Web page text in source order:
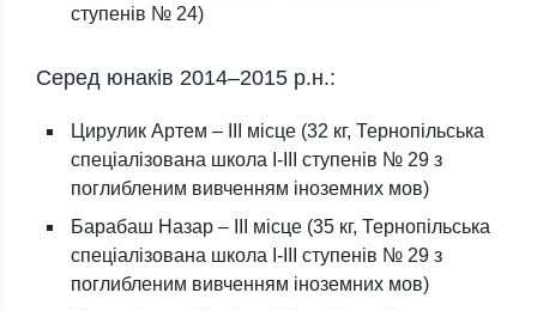
ступенів № 24)
Серед юнаків 2014–2015 р.н.:
Цирулик Артем – ІІІ місце (32 кг, Тернопільська
спеціалізована школа І-ІІІ ступенів № 29 з
поглибленим вивченням іноземних мов)
Барабаш Назар – ІІІ місце (35 кг, Тернопільська
спеціалізована школа І-ІІІ ступенів № 29 з
поглибленим вивченням іноземних мов)